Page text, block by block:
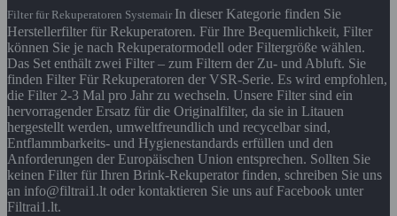
Filter für Rekuperatoren Systemair In dieser Kategorie finden Sie
Herstellerfilter für Rekuperatoren. Für Ihre Bequemlichkeit, Filter
können Sie je nach Rekuperatormodell oder Filtergröße wählen.
Das Set enthält zwei Filter – zum Filtern der Zu- und Abluft. Sie
finden Filter Für Rekuperatoren der VSR-Serie. Es wird empfohlen,
die Filter 2-3 Mal pro Jahr zu wechseln. Unsere Filter sind ein
hervorragender Ersatz für die Originalfilter, da sie in Litauen
hergestellt werden, umweltfreundlich und recycelbar sind,
Entflammbarkeits- und Hygienestandards erfüllen und den
Anforderungen der Europäischen Union entsprechen. Sollten Sie
keinen Filter für Ihren Brink-Rekuperator finden, schreiben Sie uns
an info@filtrai1.lt oder kontaktieren Sie uns auf Facebook unter
Filtrai1.lt.